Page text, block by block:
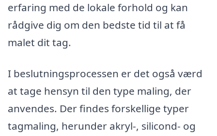
erfaring med de lokale forhold og kan
rådgive dig om den bedste tid til at få
malet dit tag.
I beslutningsprocessen er det også værd
at tage hensyn til den type maling, der
anvendes. Der findes forskellige typer
tagmaling, herunder akryl-, silicond- og